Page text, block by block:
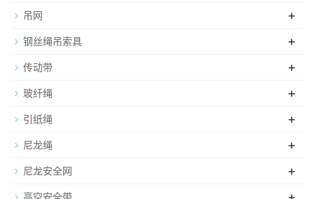
吊网 +
钢丝绳吊索具 +
传动带 +
玻纤绳 +
引纸绳 +
尼龙绳 +
尼龙安全网 +